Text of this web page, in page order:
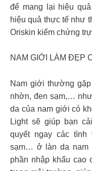
để mang lại hiệu
hiệu quả thực tế như
Oriskin kiểm chứng
NAM GIỚI LÀM ĐẸP
Nam giới thường
nhờn, đen sạm,…
da của nam giới có
Light sẽ giúp bạn
quyết ngay các tình
sạm… ở làn da nam
phần nhập khẩu cao